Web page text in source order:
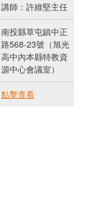
講師：許維堅主任
南投縣草屯鎮中正
路568-23號（旭光
高中內本縣特教資
源中心會議室）
點擊查看